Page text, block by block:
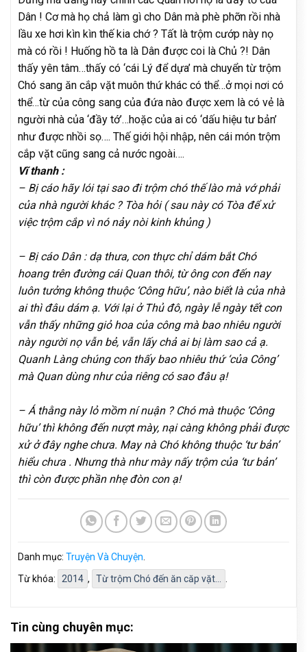
Dân ! Cơ mà họ chả làm gì cho Dân mà phè phỡn rồi nhà
lầu xe hơi kìn kìn thế kia chớ ? Tất là trộm cướp này nọ
mà có rồi ! Huống hồ ta là Dân được coi là Chủ ?! Dân
thấy yên tâm…thấy có ‘cái Lý để dựa’ mà chuyển từ trộm
Chó sang ăn cắp vặt muôn thứ khác có thể…ở mọi nơi có
thể…từ của công sang của đứa nào được xem là có vẻ là
người nhà của ‘đầy tớ’…hoặc của ai có ‘dấu hiệu tư bản’
như được nhồi sọ…. Thế giới hội nhập, nên cái món trộm
cắp vặt cũng sang cả nước ngoài….
Vĩ thanh :
– Bị cáo hãy lói tại sao đi trộm chó thế lào mà vớ phải
của nhà người khác ? Tòa hỏi ( sau này có Tòa để xử
việc trộm cắp vì nó nảy nòi kinh khủng )
– Bị cáo Dân : dạ thưa, con thực chỉ dám bắt Chó
hoang trên đường cái Quan thôi, từ ông con đến nay
luôn tưởng không thuộc ‘Công hữu’, nào biết là của nhà
ai thì đâu dám ạ. Với lại ở Thủ đô, ngày lễ ngày tết con
vẫn thấy những giỏ hoa của công mà bao nhiêu người
này người nọ vẫn bẻ, vẫn lấy chả ai bị làm sao cả ạ.
Quanh Làng chúng con thấy bao nhiêu thứ ‘của Công’
mà Quan dùng như của riêng có sao đâu ạ!
– Á thằng này lỏ mồm ní nuận ? Chó mà thuộc ‘Công
hữu’ thì không đến nượt mày, nại càng không phải được
xử ở đây nghe chưa. May nà Chó không thuộc ‘tư bản’
hiểu chưa . Nhưng thà như mày nấy trộm của ‘tư bản’
thì còn được phần nhẹ đòn con ạ!
Danh mục: Truyện Và Chuyện
Từ khóa:
2014 , Từ trộm Chó đến ăn căp vặt...
Tin cùng chuyên mục: